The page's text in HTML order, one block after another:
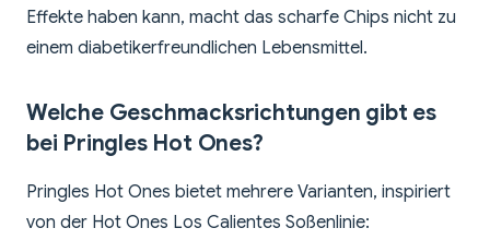
Effekte haben kann, macht das scharfe Chips nicht zu
einem diabetikerfreundlichen Lebensmittel.
Welche Geschmacksrichtungen gibt es
bei Pringles Hot Ones?
Pringles Hot Ones bietet mehrere Varianten, inspiriert
von der Hot Ones Los Calientes Soßenlinie: